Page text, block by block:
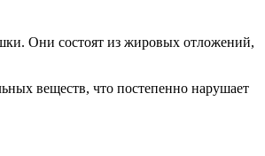
Они состоят из жировых отложений,
веществ, что постепенно нарушает